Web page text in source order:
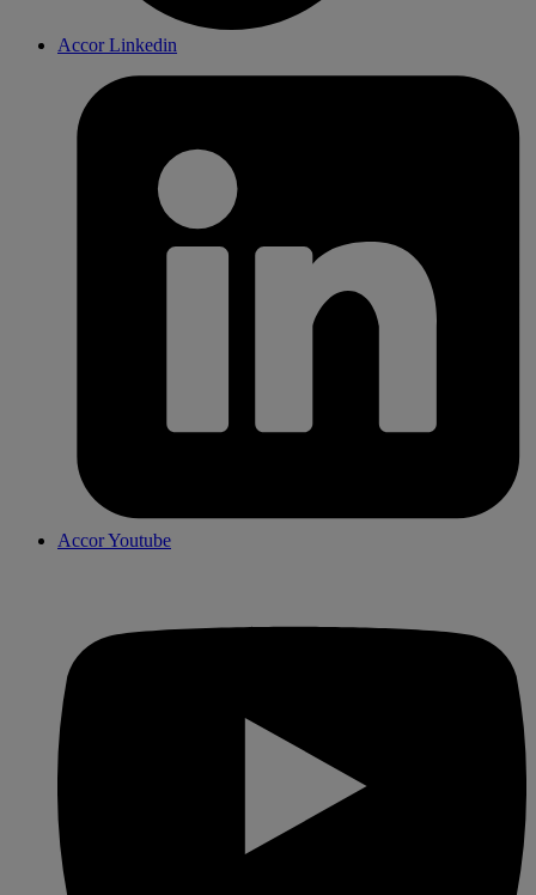
Accor Linkedin
Accor Youtube